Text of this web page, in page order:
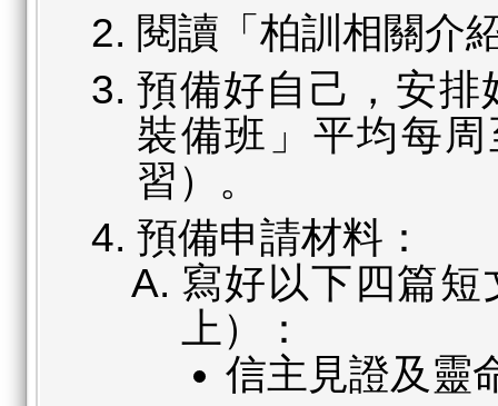
閱讀「柏訓相關介
預備好自己，安排
裝備班」平均每
習）。
預備申請材料：
寫好以下四篇
上）：
信主見證及靈